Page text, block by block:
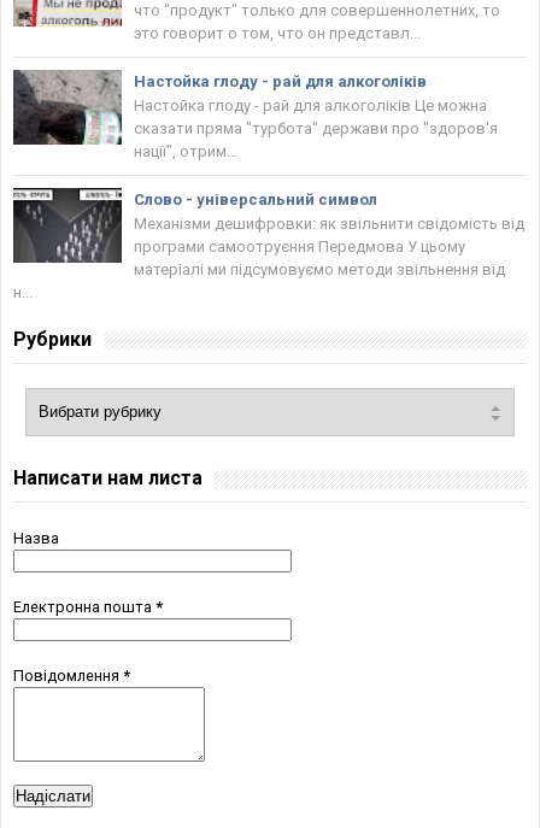
что "продукт" только для совершеннолетних, то
это говорит о том, что он представл...
Настойка глоду - рай для алкоголіків
Настойка глоду - рай для алкоголіків Це можна
сказати пряма "турбота" держави про "здоров'я
нації", отрим...
Слово - універсальний символ
Механізми дешифровки: як звільнити свідомість від
програми самоотруєння Передмова У цьому
матеріалі ми підсумовуємо методи звільнення від
н...
Рубрики
Написати нам листа
Назва
Електронна пошта *
Повідомлення *